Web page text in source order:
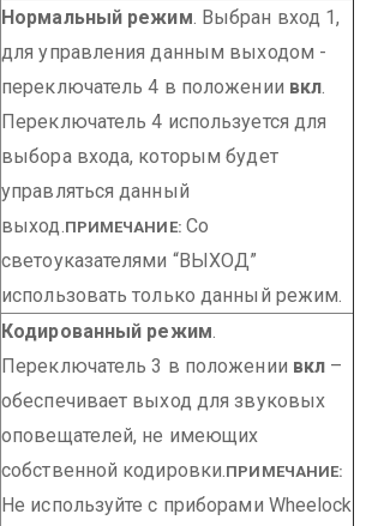
Нормальный режим . Выбран вход 1,
для управления данным выходом -
переключатель 4 в положении вкл
Переключатель 4 используется для
выбора входа, которым будет
управляться данный
выход. ПРИМЕЧАНИЕ: Со
светоуказателями “ВЫХОД”
использовать только данный режим.
Кодированный режим
Переключатель 3 в положении вкл –
обеспечивает выход для звуковых
оповещателей, не имеющих
собственной кодировки. ПРИМЕЧАНИЕ:
Не используйте с приборами Wheelock